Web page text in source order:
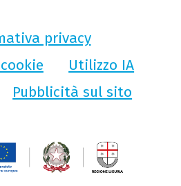
privacy
Utilizzo IA
Pubblicità sul sito